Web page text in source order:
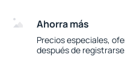
Ahorra más
Precios especiales,
después de